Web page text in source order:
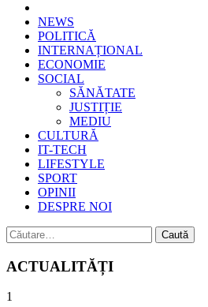
Epoca
Cele mai noi știri online din România
NEWS
POLITICĂ
INTERNAȚIONAL
ECONOMIE
SOCIAL
SĂNĂTATE
JUSTIȚIE
MEDIU
CULTURĂ
IT-TECH
LIFESTYLE
SPORT
OPINII
DESPRE NOI
Caută
după:
ACTUALITĂȚI
1